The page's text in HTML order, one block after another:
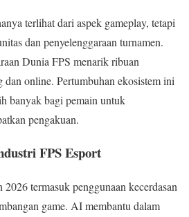
terlihat dari aspek gameplay, tetapi
dan penyelenggaraan turnamen.
Dunia FPS menarik ribuan
dan online. Pertumbuhan ekosistem ini
banyak bagi pemain untuk
pengakuan.
FPS Esport
termasuk penggunaan kecerdasan
game. AI membantu dalam